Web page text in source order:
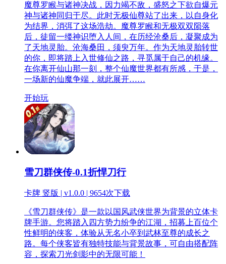
魔尊罗睺与诸神决战，因力竭不敌，盛怒之下欲自爆元
神与诸神同归于尽。此时无极仙尊站了出来，以自身化
为结界，消弭了这场浩劫。魔尊罗睺和无极双双陨落
后，徒留一缕神识堕入人间，在历经沧桑后，凝聚成为
了天地灵胎。沧海桑田，须臾万年。作为天地灵胎转世
的你，即将踏上入世修仙之路，寻觅属于自己的机缘。
在你离开仙山那一刻，整个仙魔世界都有所感，于是，
一场新的仙魔争端，就此展开……
开始玩
雪刀群侠传-0.1折悍刀行
卡牌 竖版 | v1.0.0 | 9654次下载
《雪刀群侠传》是一款以国风武侠世界为背景的立体卡
牌手游。您将踏入四方势力纷争的江湖，招募上百位个
性鲜明的侠客，体验从无名小卒到武林至尊的成长之
路。每个侠客皆有独特技能与背景故事，可自由搭配阵
容，探索刀光剑影中的无限可能！